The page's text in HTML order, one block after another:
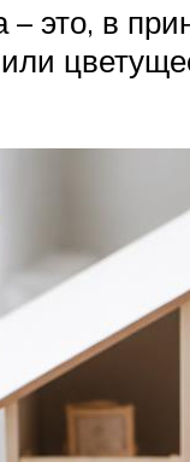
– это, в